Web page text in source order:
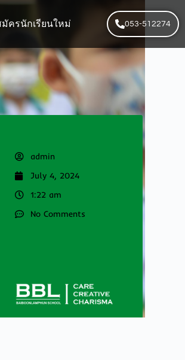
มัครนักเรียนใหม่ 053-512274
admin
July 4, 2024
1:22 am
No Comments